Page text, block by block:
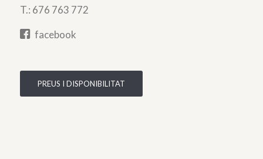
T.: 676 763 772
facebook
PREUS I DISPONIBILITAT